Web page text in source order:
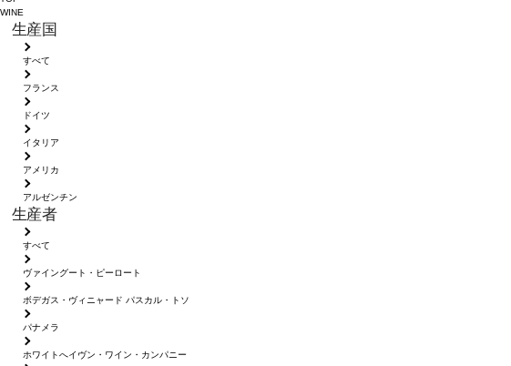
WINE
生産国
すべて
フランス
ドイツ
イタリア
アメリカ
アルゼンチン
生産者
すべて
ヴァイングート・ピーロート
ボデガス・ヴィニャード パスカル・トソ
パナメラ
ホワイトへイヴン・ワイン・カンパニー